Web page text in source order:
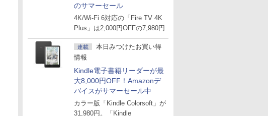
のサマーセール
4K/Wi-Fi 6対応の「Fire TV 4K
Plus」は2,000円OFFの7,980円
連載
本日みつけたお買い得
情報
Kindle電子書籍リーダーが最
大8,000円OFF！Amazonデ
バイスがサマーセール中
カラー版「Kindle Colorsoft」が
31,980円。「Kindle